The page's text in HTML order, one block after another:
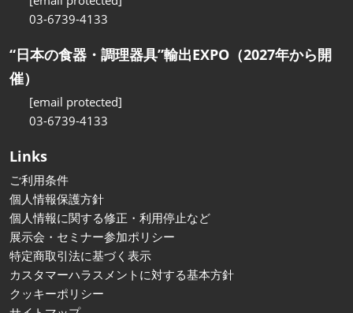
03-6739-4133
“日本の食器・調理器具”輸出EXPO（2027年から開
催）
[email protected]
03-6739-4133
Links
ご利用条件
個人情報保護方針
個人情報に関する修正・利用停止など
展示会・セミナー参加ポリシー
特定商取引法に基づく表示
カスタマーハラスメントに対する基本方針
クッキーポリシー